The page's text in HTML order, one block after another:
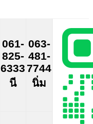
061-
825-
6333
นี
063-
481-
7744
นิ่ม